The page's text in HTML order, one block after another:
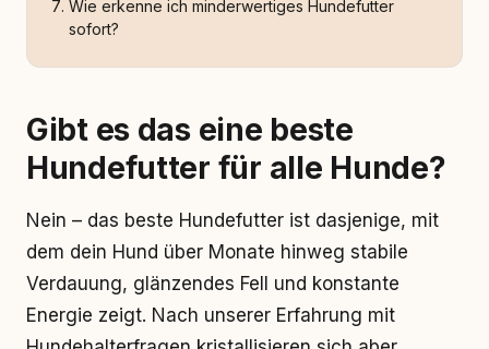
Wie erkenne ich minderwertiges Hundefutter
sofort?
Gibt es das eine beste
Hundefutter für alle Hunde?
Nein – das beste Hundefutter ist dasjenige, mit
dem dein Hund über Monate hinweg stabile
Verdauung, glänzendes Fell und konstante
Energie zeigt. Nach unserer Erfahrung mit